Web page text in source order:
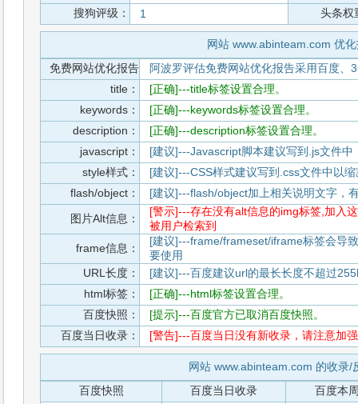
搜狗评级：
1 头条权
网站 www.abinteam.com 优
免费网站优化报告
阿波罗评估免费网站优化报告采用百度、
title：
[正确]---title标签设置合理。
keywords：
[正确]---keywords标签设置合理。
description：
[正确]---description标签设置合理。
javascript：
[建议]---Javascript脚本建议写到.js文件中
style样式：
[建议]---CSS样式建议写到.css文件中以
flash/object：
[建议]---flash/object加上相关说明文字，
图片Alt信息：
[警示]---存在没有alt信息的img标签,加入
被用户检索到
frame信息：
[建议]---frame/frameset/iframe标签会导
要使用
URL长度：
[建议]---百度建议url的最长长度不超过
html标签：
[正确]---html标签设置合理。
百度快照：
[提示]---百度官方已取消百度快照。
百度当日收录：
[警告]---百度当日没有新收录，请注意加
网站 www.abinteam.com 的收录/
百度快照
百度当日收录
百度本